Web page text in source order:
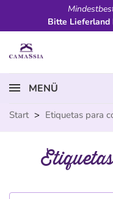
Bitte Lieferland
MENÜ
Start > Etiquetas para